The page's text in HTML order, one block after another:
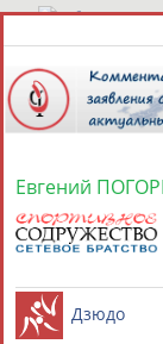
Найдено: 13181
Евгений